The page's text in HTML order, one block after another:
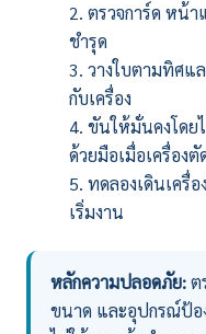
ตรวจการ์ด หน้
ชำรุด
วางใบตามทิศแ
กับเครื่อง
ขันให้มั่นคงโดย
ด้วยมือเมื่อเครื่อง
ทดลองเดินเครื่
เริ่มงาน
หลักความปลอดภัย:ต
ขนาด และอุปกรณ์ป้อ